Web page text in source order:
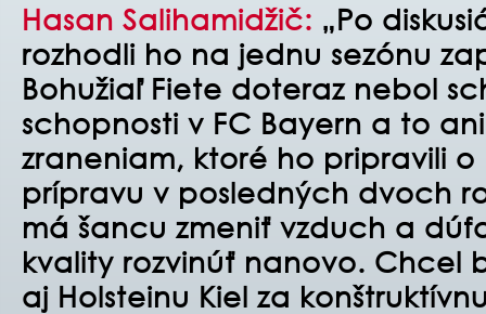
Hasan Salihamidžič: „Po
rozhodli ho na jednu sezónu
Bohužiaľ Fiete doteraz nebol
schopnosti v FC Bayern a to
zraneniam, ktoré ho pripravili o
prípravu v posledných dvoch
má šancu zmeniť vzduch a
kvality rozvinúť nanovo. Chcel
aj Holsteinu Kiel za